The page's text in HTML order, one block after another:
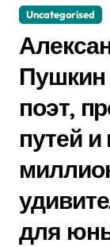
Uncategorised
Пушкин
поэт,
путей
для